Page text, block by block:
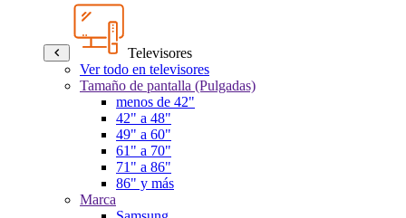
Televisores
Ver todo en televisores
Tamaño de pantalla (Pulgadas)
menos de 42"
42" a 48"
49" a 60"
61" a 70"
71" a 86"
86" y más
Marca